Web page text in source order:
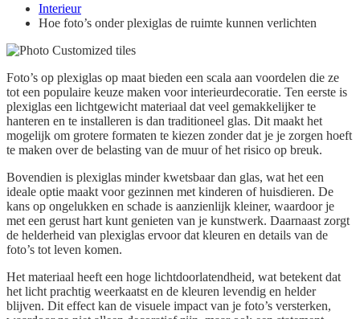
Interieur
Hoe foto’s onder plexiglas de ruimte kunnen verlichten
Foto’s op plexiglas op maat bieden een scala aan voordelen die ze
tot een populaire keuze maken voor interieurdecoratie. Ten eerste is
plexiglas een lichtgewicht materiaal dat veel gemakkelijker te
hanteren en te installeren is dan traditioneel glas. Dit maakt het
mogelijk om grotere formaten te kiezen zonder dat je je zorgen hoeft
te maken over de belasting van de muur of het risico op breuk.
Bovendien is plexiglas minder kwetsbaar dan glas, wat het een
ideale optie maakt voor gezinnen met kinderen of huisdieren. De
kans op ongelukken en schade is aanzienlijk kleiner, waardoor je
met een gerust hart kunt genieten van je kunstwerk. Daarnaast zorgt
de helderheid van plexiglas ervoor dat kleuren en details van de
foto’s tot leven komen.
Het materiaal heeft een hoge lichtdoorlatendheid, wat betekent dat
het licht prachtig weerkaatst en de kleuren levendig en helder
blijven. Dit effect kan de visuele impact van je foto’s versterken,